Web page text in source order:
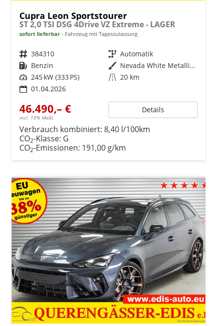
Cupra Leon Sportstourer
ST 2,0 TSI DSG 4Drive VZ Extreme - LAGER
sofort lieferbar Fahrzeug mit Tageszulassung
Fahrzeugnr. 384310 Getriebe Automatik
Kraftstoff Benzin Außenfarbe
Nevada White Metallic (2Y)
Leistung 245 kW (333 PS) Kilometerstand 20 km
01.04.2026
46.490,– €
incl. 19% MwSt.
Details
Verbrauch kombiniert: 8,40 l/100km
CO2-Klasse: G
CO2-Emissionen: 191,00 g/km